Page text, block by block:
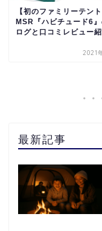
【初のファミリーテント
MSR『ハビチュード6
ログと口コミレビュー
2021
最新記事